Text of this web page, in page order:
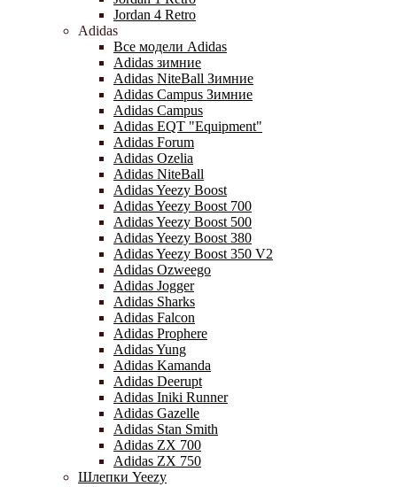
Jordan 4 Retro
Adidas
Все модели Adidas
Adidas зимние
Adidas NiteBall Зимние
Adidas Campus Зимние
Adidas Campus
Adidas EQT "Equipment"
Adidas Forum
Adidas Ozelia
Adidas NiteBall
Adidas Yeezy Boost
Adidas Yeezy Boost 700
Adidas Yeezy Boost 500
Adidas Yeezy Boost 380
Adidas Yeezy Boost 350 V2
Adidas Ozweego
Adidas Jogger
Adidas Sharks
Adidas Falcon
Adidas Prophere
Adidas Yung
Adidas Kamanda
Adidas Deerupt
Adidas Iniki Runner
Adidas Gazelle
Adidas Stan Smith
Adidas ZX 700
Adidas ZX 750
Шлепки Yeezy